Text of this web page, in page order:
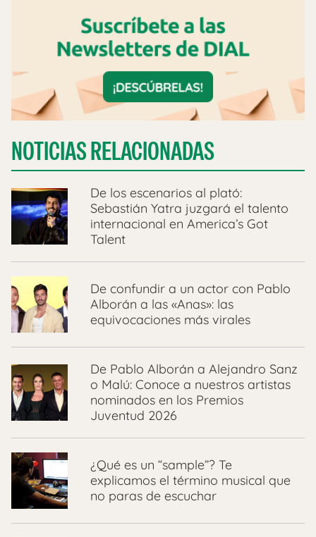
NOTICIAS RELACIONADAS
De los escenarios al plató:
Sebastián Yatra juzgará el talento
internacional en America’s Got
Talent
De confundir a un actor con Pablo
Alborán a las «Anas»: las
equivocaciones más virales
De Pablo Alborán a Alejandro Sanz
o Malú: Conoce a nuestros artistas
nominados en los Premios
Juventud 2026
¿Qué es un “sample”? Te
explicamos el término musical que
no paras de escuchar